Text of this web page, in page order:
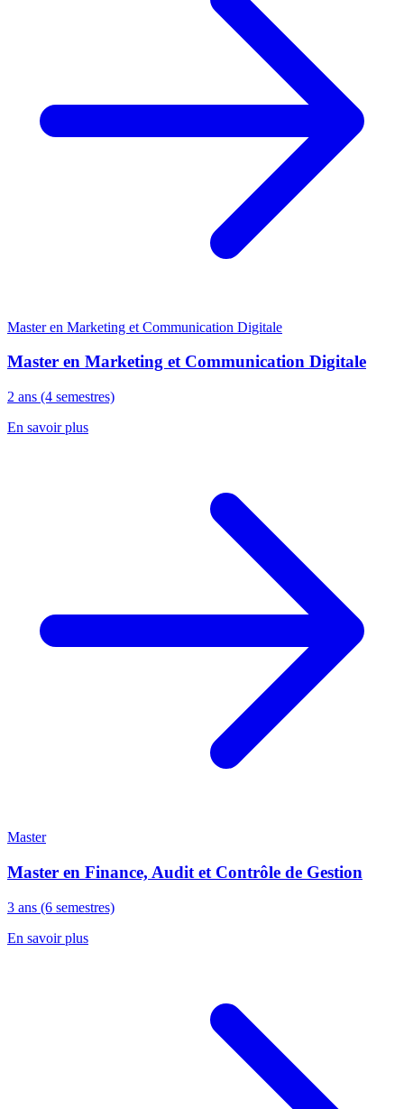
Master en Marketing et Communication Digitale
Master en Marketing et Communication Digitale
2 ans (4 semestres)
En savoir plus
Master
Master en Finance, Audit et Contrôle de Gestion
3 ans (6 semestres)
En savoir plus